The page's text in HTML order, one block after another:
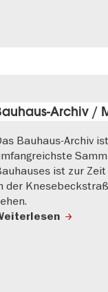
Archiv /
Bauhaus-Archiv
ist zur
der